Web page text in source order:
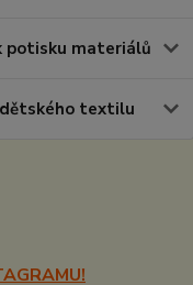
potisku materiálů
textilu